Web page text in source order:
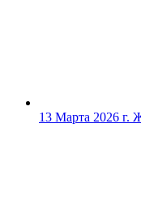
13 Марта 2026 г.